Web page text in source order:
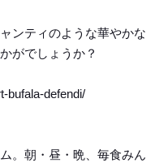
ンティのような華やかな
がでしょうか？
bufala-defendi/
。朝・昼・晩、毎食みん